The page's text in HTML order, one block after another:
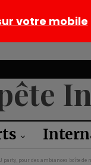
party, pour des ambiances boîte
votre mobile